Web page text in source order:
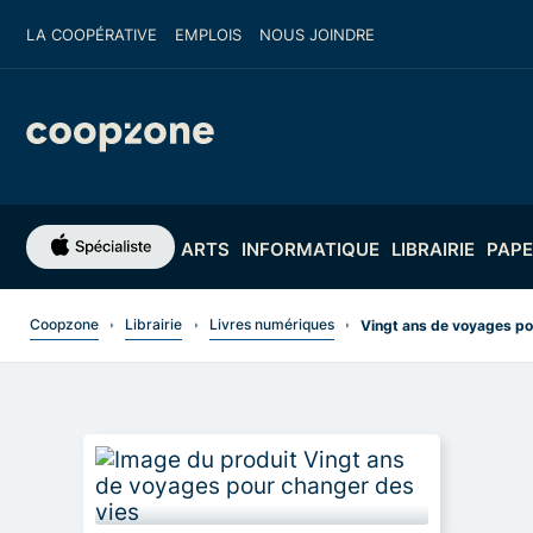
LA COOPÉRATIVE EMPLOIS NOUS JOINDRE
ARTS INFORMATIQUE LIBRAIRIE
Coopzone Librairie Livres numériques Vingt ans de voyages